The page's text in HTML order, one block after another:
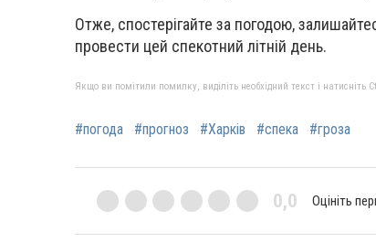
Отже, спостерігайте за погодою,
провести цей спекотний літній день.
Якщо ви помітили помилку, виділіть необхідний текст і натисніть
#погода #прогноз #Харків #спека #гроза
0,0 Оцініть